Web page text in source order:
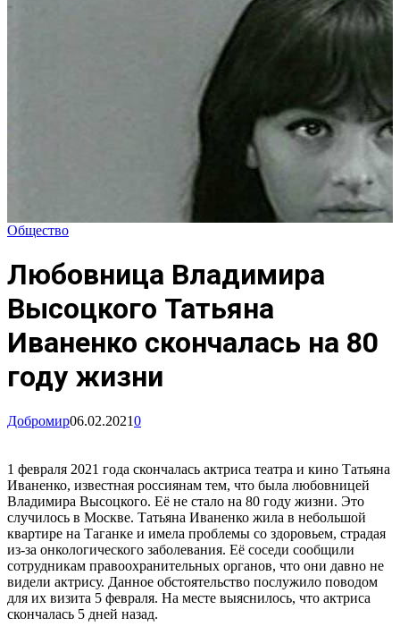
Общество
Любовница Владимира
Высоцкого Татьяна
Иваненко скончалась на 80
году жизни
Добромир06.02.20210
1 февраля 2021 года скончалась актриса театра и кино Татьяна
Иваненко, известная россиянам тем, что была любовницей
Владимира Высоцкого. Её не стало на 80 году жизни. Это
случилось в Москве. Татьяна Иваненко жила в небольшой
квартире на Таганке и имела проблемы со здоровьем, страдая
из-за онкологического заболевания. Её соседи сообщили
сотрудникам правоохранительных органов, что они давно не
видели актрису. Данное обстоятельство послужило поводом
для их визита 5 февраля. На месте выяснилось, что актриса
скончалась 5 дней назад.